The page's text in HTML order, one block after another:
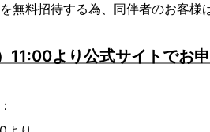
無料招待する為、同伴者のお客様
11:00より公式サイトでお